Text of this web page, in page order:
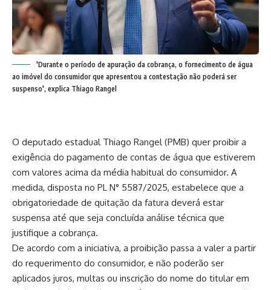
'Durante o período de apuração da cobrança, o fornecimento de água
ao imóvel do consumidor que apresentou a contestação não poderá ser
suspenso', explica Thiago Rangel
O deputado estadual Thiago Rangel (PMB) quer proibir a
exigência do pagamento de contas de água que estiverem
com valores acima da média habitual do consumidor. A
medida, disposta no PL N° 5587/2025, estabelece que a
obrigatoriedade de quitação da fatura deverá estar
suspensa até que seja concluída análise técnica que
justifique a cobrança.
De acordo com a iniciativa, a proibição passa a valer a partir
do requerimento do consumidor, e não poderão ser
aplicados juros, multas ou inscrição do nome do titular em